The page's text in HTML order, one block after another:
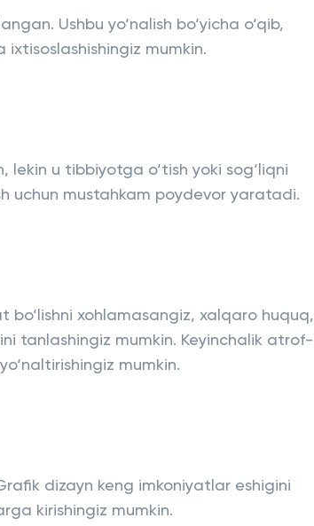
Ushbu yo‘nalish bo‘yicha o‘qib,
ixtisoslashishingiz mumkin.
lekin u tibbiyotga o‘tish yoki sog‘liqni
uchun mustahkam poydevor yaratadi.
xohlamasangiz, xalqaro huquq,
tanlashingiz mumkin. Keyinchalik atrof-
mumkin.
dizayn keng imkoniyatlar eshigini
kirishingiz mumkin.